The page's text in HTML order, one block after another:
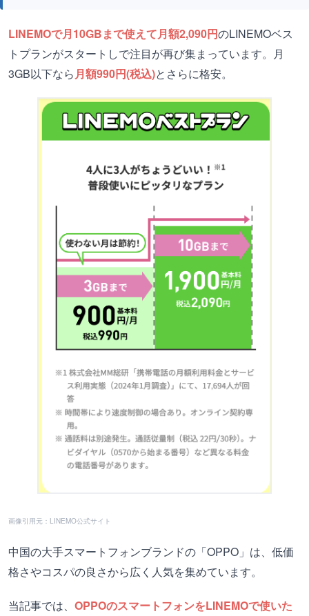
LINEMOで月10GBまで使えて月額2,090円のLINEMOベス
トプランがスタートしで注目が再び集まっています。月
3GB以下なら月額990円(税込)とさらに格安。
画像引用元：LINEMO公式サイト
中国の大手スマートフォンブランドの「OPPO」は、低価
格さやコスパの良さから広く人気を集めています。
当記事では、 OPPOのスマートフォンをLINEMOで使いた